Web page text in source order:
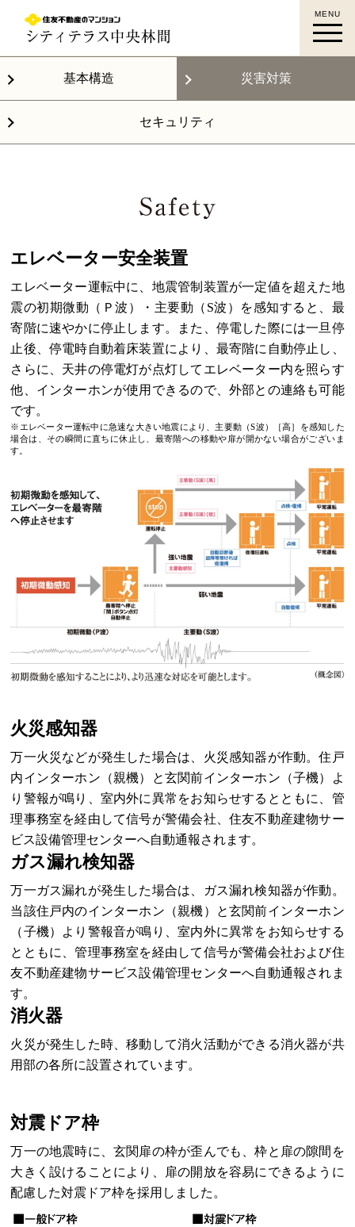
中央林間駅徒歩12分｜シティテラス中央林間｜
中央林間 新築マンション｜すみふ中央林間｜
MENU
基本構造 災害対策
セキュリティ
エレベーター安全装置
エレベーター運転中に、地震管制装置が一定値を超えた地
震の初期微動（Ｐ波）・主要動（S波）を感知すると、最
寄階に速やかに停止します。また、停電した際には一旦停
止後、停電時自動着床装置により、最寄階に自動停止し、
さらに、天井の停電灯が点灯してエレベーター内を照らす
他、インターホンが使用できるので、外部との連絡も可能
です。
※エレベーター運転中に急速な大きい地震により、主要動（S波）［高］を感知した
場合は、その瞬間に直ちに休止し、最寄階への移動や扉が開かない場合がございま
す。
火災感知器
万一火災などが発生した場合は、火災感知器が作動。住戸
内インターホン（親機）と玄関前インターホン（子機）よ
り警報が鳴り、室内外に異常をお知らせするとともに、管
理事務室を経由して信号が警備会社、住友不動産建物サー
ビス設備管理センターへ自動通報されます。
ガス漏れ検知器
万一ガス漏れが発生した場合は、ガス漏れ検知器が作動。
当該住戸内のインターホン（親機）と玄関前インターホン
（子機）より警報音が鳴り、室内外に異常をお知らせする
とともに、管理事務室を経由して信号が警備会社および住
友不動産建物サービス設備管理センターへ自動通報されま
す。
消火器
火災が発生した時、移動して消火活動ができる消火器が共
用部の各所に設置されています。
対震ドア枠
万一の地震時に、玄関扉の枠が歪んでも、枠と扉の隙間を
大きく設けることにより、扉の開放を容易にできるように
配慮した対震ドア枠を採用しました。